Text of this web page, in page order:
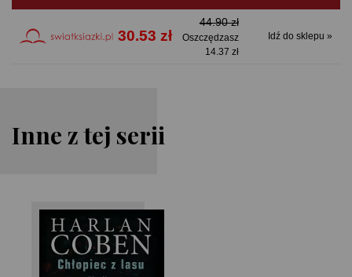
30.53 zł
44.90 zł
Oszczędzasz
14.37 zł
Idź do sklepu »
Inne z tej serii